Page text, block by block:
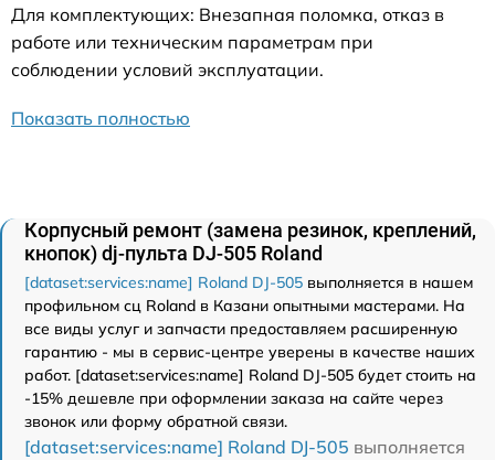
Для комплектующих: Внезапная поломка, отказ в
работе или техническим параметрам при
соблюдении условий эксплуатации.
Показать полностью
Корпусный ремонт (замена резинок, креплений,
кнопок) dj-пульта DJ-505 Roland
[dataset:services:name] Roland DJ-505 выполняется в нашем
профильном сц Roland в Казани опытными мастерами. На
все виды услуг и запчасти предоставляем расширенную
гарантию - мы в сервис-центре уверены в качестве наших
работ. [dataset:services:name] Roland DJ-505 будет стоить на
-15% дешевле при оформлении заказа на сайте через
звонок или форму обратной связи.
[dataset:services:name] Roland DJ-505 выполняется